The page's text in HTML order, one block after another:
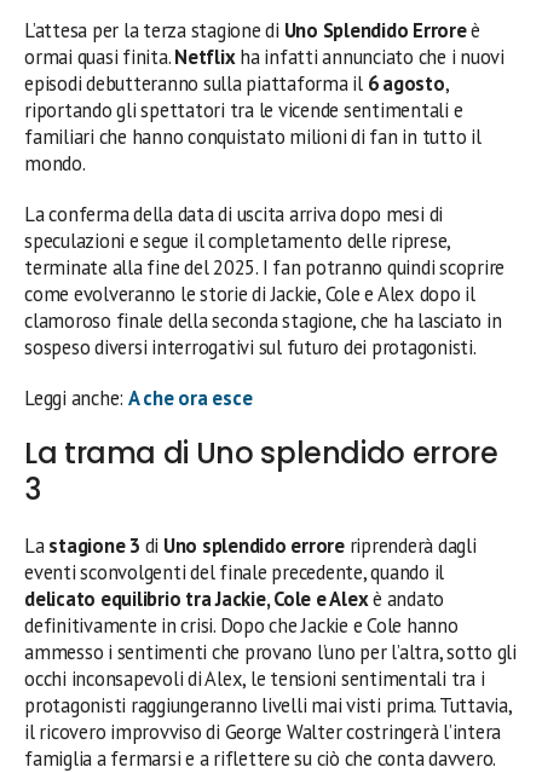
L’attesa per la terza stagione di Uno Splendido Erroreè
ormai quasi finita.Netflixha infatti annunciato che i nuovi
episodi debutteranno sulla piattaforma il 6 agosto,
riportando gli spettatori tra le vicende sentimentali e
familiari che hanno conquistato milioni di fan in tutto il
mondo.
La conferma della data di uscita arriva dopo mesi di
speculazioni e segue il completamento delle riprese,
terminate alla fine del 2025. I fan potranno quindi scoprire
come evolveranno le storie di Jackie, Cole e Alex dopo il
clamoroso finale della seconda stagione, che ha lasciato in
sospeso diversi interrogativi sul futuro dei protagonisti.
Leggi anche: A che ora esce
La trama di Uno splendido errore
3
Lastagione 3 di Uno splendido erroreriprenderà dagli
eventi sconvolgenti del finale precedente, quando il
delicato equilibrio tra Jackie, Cole e Alexè andato
definitivamente in crisi. Dopo che Jackie e Cole hanno
ammesso i sentimenti che provano l’uno per l’altra, sotto gli
occhi inconsapevoli di Alex, le tensioni sentimentali tra i
protagonisti raggiungeranno livelli mai visti prima. Tuttavia,
il ricovero improvviso di George Walter costringerà l’intera
famiglia a fermarsi e a riflettere su ciò che conta davvero.